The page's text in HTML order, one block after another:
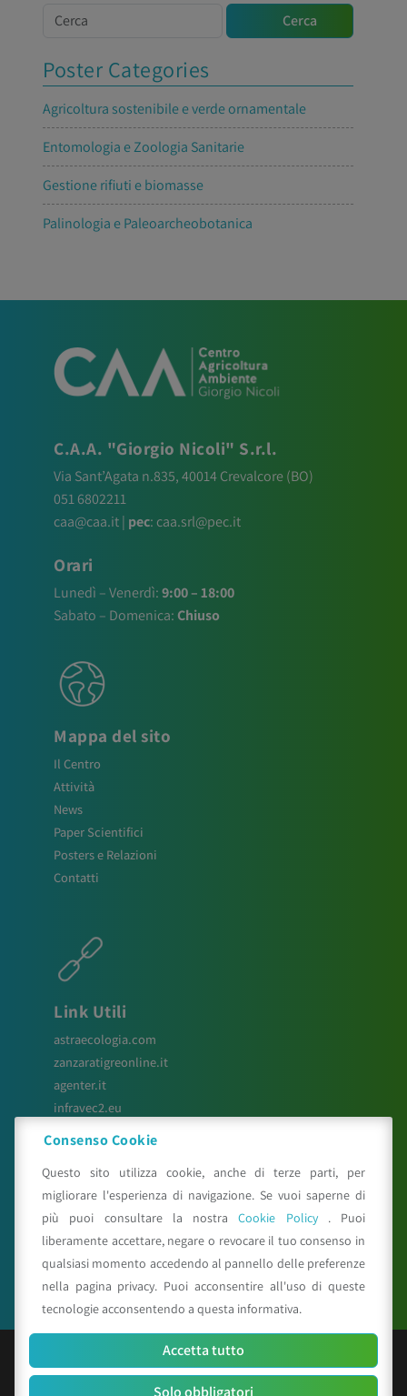
Cerca Cerca
Poster Categories
Agricoltura sostenibile e verde ornamentale
Entomologia e Zoologia Sanitarie
Gestione rifiuti e biomasse
Palinologia e Paleoarcheobotanica
C.A.A. "Giorgio Nicoli" S.r.l.
Via Sant’Agata n.835,40014Crevalcore(BO)
051 6802211
caa@caa.it| pec: caa.srl@pec.it
Orari
Lunedì – Venerdì:9:00 – 18:00
Sabato – Domenica: Chiuso
Mappa del sito
Il Centro
Attività
News
Paper Scientifici
Posters e Relazioni
Contatti
Link Utili
astraecologia.com
zanzaratigreonline.it
agenter.it
infravec2.eu
meteosystem.com
Seguici su
© Copyright 2025 CAA - all rights reserved
Consenso Cookie
Questo sito utilizza cookie, anche di terze parti, per
migliorare l'esperienza di navigazione. Se vuoi saperne di
più puoi consultare la nostraCookie Policy . Puoi
liberamente accettare, negare o revocare il tuo consenso in
qualsiasi momento accedendo al pannello delle preferenze
nella pagina privacy. Puoi acconsentire all'uso di queste
tecnologie acconsentendo a questa informativa.
Accetta tutto
Solo obbligatori